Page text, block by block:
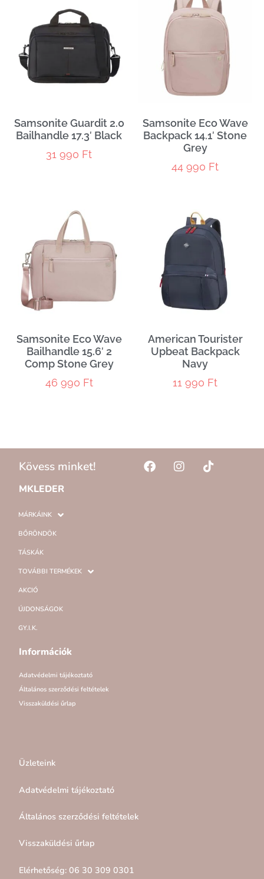
Samsonite Guardit 2.0
Bailhandle 17.3′ Black
31 990 Ft
Samsonite Eco Wave
Backpack 14.1′ Stone
Grey
44 990 Ft
Samsonite Eco Wave
Bailhandle 15.6′ 2
Comp Stone Grey
46 990 Ft
American Tourister
Upbeat Backpack
Navy
11 990 Ft
Kövess minket!
MKLEDER
MÁRKÁINK
BŐRÖNDÖK
TÁSKÁK
TOVÁBBI TERMÉKEK
AKCIÓ
ÚJDONSÁGOK
GY.I.K.
Információk
Adatvédelmi tájékoztató
Általános szerződési feltételek
Visszaküldési űrlap
Üzleteink
Adatvédelmi tájékoztató
Általános szerződési feltételek
Visszaküldési űrlap
Elérhetőség: 06 30 309 0301